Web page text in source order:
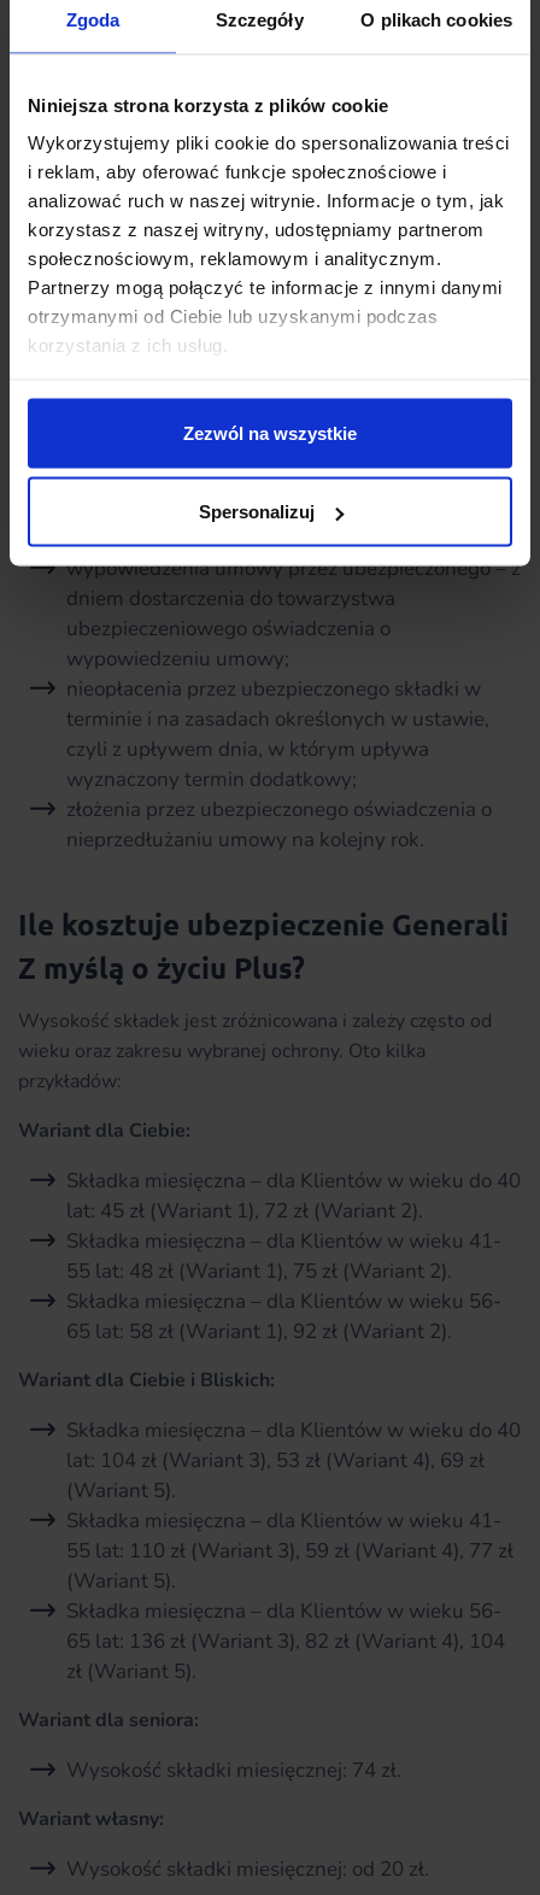
Zgoda Szczegóły O plikach cookies
Niniejsza strona korzysta z plików cookie
Wykorzystujemy pliki cookie do spersonalizowania treści
i reklam, aby oferować funkcje społecznościowe i
analizować ruch w naszej witrynie. Informacje o tym, jak
korzystasz z naszej witryny, udostępniamy partnerom
społecznościowym, reklamowym i analitycznym.
Partnerzy mogą połączyć te informacje z innymi danymi
otrzymanymi od Ciebie lub uzyskanymi podczas
korzystania z ich usług.
Zezwól na wszystkie
Spersonalizuj
przedłużeniu w sposób automatyczny, jeśli żadna ze stron
nie złoży oświadczenia o nieprzedłużaniu umowy 30 dni
Warto wiedzieć
Ochrona ubezpieczeniowa rozpoczyna się w dniu
wskazanym w OWU (Ogólne Warunki
Ubezpieczenia) po podpisaniu umowy. Jednak nie
wcześniej niż od dnia następnego po zapłaceniu
składki.
Umowa ubezpieczenia na życie ulega rozwiązaniu w
następujących sytuacjach:
w przypadku śmierci ubezpieczonego – wraz z
upływem dnia, w którym nastąpiła jego śmierć;
wypowiedzenia umowy przez ubezpieczonego – z
dniem dostarczenia do towarzystwa
ubezpieczeniowego oświadczenia o
wypowiedzeniu umowy;
nieopłacenia przez ubezpieczonego składki w
terminie i na zasadach określonych w ustawie,
czyli z upływem dnia, w którym upływa
wyznaczony termin dodatkowy;
złożenia przez ubezpieczonego oświadczenia o
nieprzedłużaniu umowy na kolejny rok.
Ile kosztuje ubezpieczenie Generali
Z myślą o życiu Plus?
Wysokość składek jest zróżnicowana i zależy często od
wieku oraz zakresu wybranej ochrony. Oto kilka
przykładów:
Wariant dla Ciebie:
Składka miesięczna – dla Klientów w wieku do 40
lat: 45 zł (Wariant 1), 72 zł (Wariant 2).
Składka miesięczna – dla Klientów w wieku 41-
55 lat: 48 zł (Wariant 1), 75 zł (Wariant 2).
Składka miesięczna – dla Klientów w wieku 56-
65 lat: 58 zł (Wariant 1), 92 zł (Wariant 2).
Wariant dla Ciebie i Bliskich:
Składka miesięczna – dla Klientów w wieku do 40
lat: 104 zł (Wariant 3), 53 zł (Wariant 4), 69 zł
(Wariant 5).
Składka miesięczna – dla Klientów w wieku 41-
55 lat: 110 zł (Wariant 3), 59 zł (Wariant 4), 77 zł
(Wariant 5).
Składka miesięczna – dla Klientów w wieku 56-
65 lat: 136 zł (Wariant 3), 82 zł (Wariant 4), 104
zł (Wariant 5).
Wariant dla seniora:
Wysokość składki miesięcznej: 74 zł.
Wariant własny:
Wysokość składki miesięcznej: od 20 zł.